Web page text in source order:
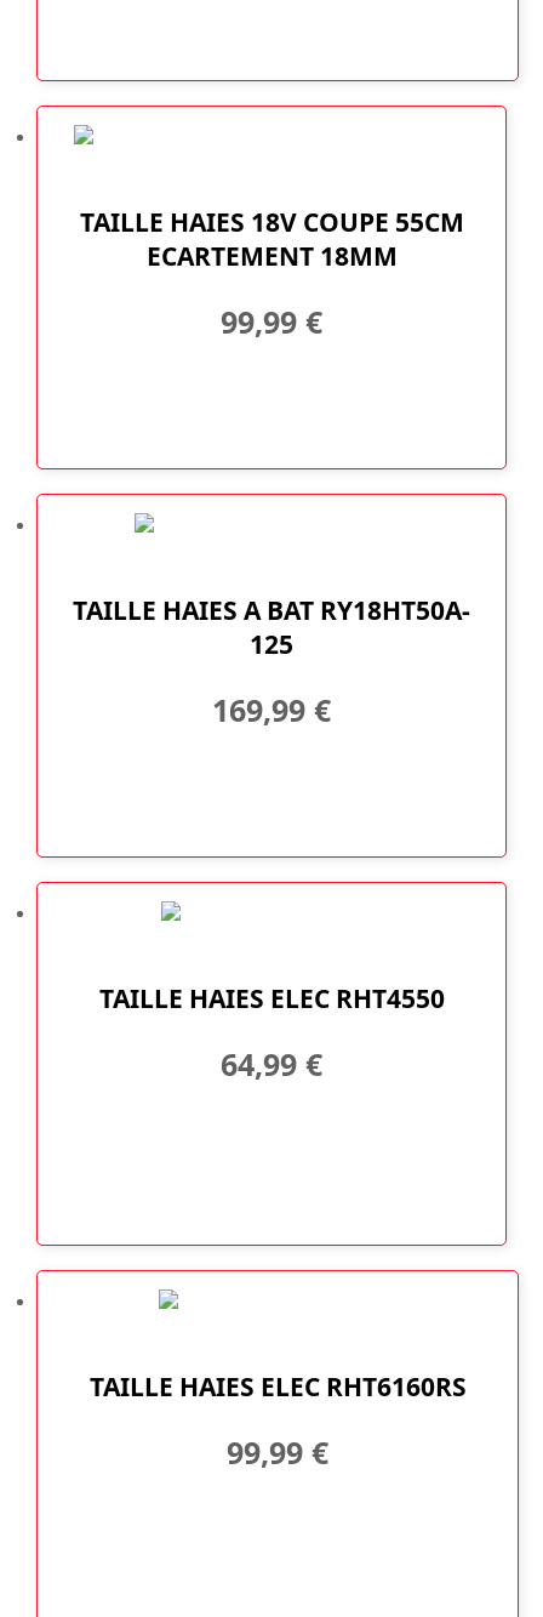
TAILLE HAIES 18V COUPE 55CM
ECARTEMENT 18MM
99,99 €
TAILLE HAIES A BAT RY18HT50A-
125
169,99 €
TAILLE HAIES ELEC RHT4550
64,99 €
TAILLE HAIES ELEC RHT6160RS
99,99 €